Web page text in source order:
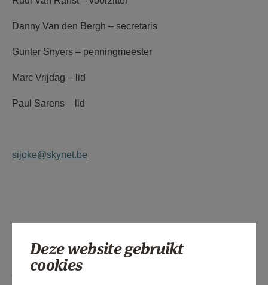
Danny Van den Bergh – secretaris
Gunter Snyers – penningmeester
Marc Vrijdag – lid
Paul Sarens – lid
sijoke@skynet.be
Lees meer
Deze website gebruikt
cookies